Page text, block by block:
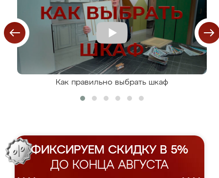
Как правильно выбрать шкаф
ФИКСИРУЕМ СКИДКУ В 5%
ДО КОНЦА АВГУСТА